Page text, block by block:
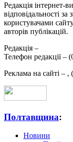
Редакція інтернет-
відповідальності
користувачами
авторів публікацій.
Редакція –
Телефон редакції –
Реклама на сайті – ,
Полтавщина:
Новини